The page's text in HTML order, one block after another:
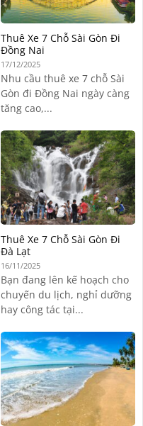
Thuê Xe 7 Chỗ Sài Gòn Đi
Đồng Nai
17/12/2025
Nhu cầu thuê xe 7 chỗ Sài
Gòn đi Đồng Nai ngày càng
tăng cao,...
Thuê Xe 7 Chỗ Sài Gòn Đi
Đà Lạt
16/11/2025
Bạn đang lên kế hoạch cho
chuyến du lịch, nghỉ dưỡng
hay công tác tại...